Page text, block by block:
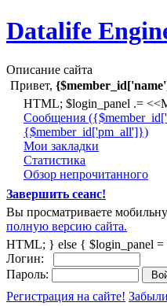
Datalife
Описание сайта
Привет,
HTML; $login_panel .=
Cообщения
{$member_id['pm_all']})
Мои закладки
Статистика
Обзор непрочитанного
Завершить сеанс!
Вы просматриваете
полную версию сайта.
HTML; } else { $login_panel =
Логин:
Пароль:
Регистрация на сайте!